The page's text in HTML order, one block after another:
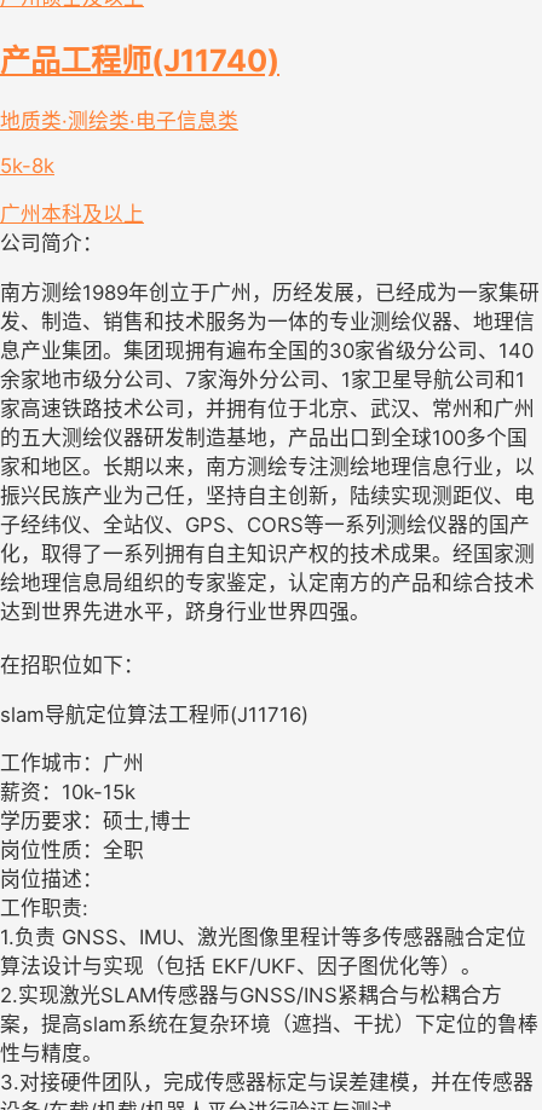
产品工程师(J11740)
地质类·测绘类·电子信息类
5k-8k
广州 本科及以上
公司简介：
南方测绘1989年创立于广州，历经发展，已经成为一家集研
发、制造、销售和技术服务为一体的专业测绘仪器、地理信
息产业集团。集团现拥有遍布全国的30家省级分公司、140
余家地市级分公司、7家海外分公司、1家卫星导航公司和1
家高速铁路技术公司，并拥有位于北京、武汉、常州和广州
的五大测绘仪器研发制造基地，产品出口到全球100多个国
家和地区。长期以来，南方测绘专注测绘地理信息行业，以
振兴民族产业为己任，坚持自主创新，陆续实现测距仪、电
子经纬仪、全站仪、GPS、CORS等一系列测绘仪器的国产
化，取得了一系列拥有自主知识产权的技术成果。经国家测
绘地理信息局组织的专家鉴定，认定南方的产品和综合技术
达到世界先进水平，跻身行业世界四强。
在招职位如下：
slam导航定位算法工程师(J11716)
工作城市：广州
薪资：10k-15k
学历要求：硕士,博士
岗位性质：全职
岗位描述：
工作职责:
1.负责 GNSS、IMU、激光图像里程计等多传感器融合定位
算法设计与实现（包括 EKF/UKF、因子图优化等）。
2.实现激光SLAM传感器与GNSS/INS紧耦合与松耦合方
案，提高slam系统在复杂环境（遮挡、干扰）下定位的鲁棒
性与精度。
3.对接硬件团队，完成传感器标定与误差建模，并在传感器